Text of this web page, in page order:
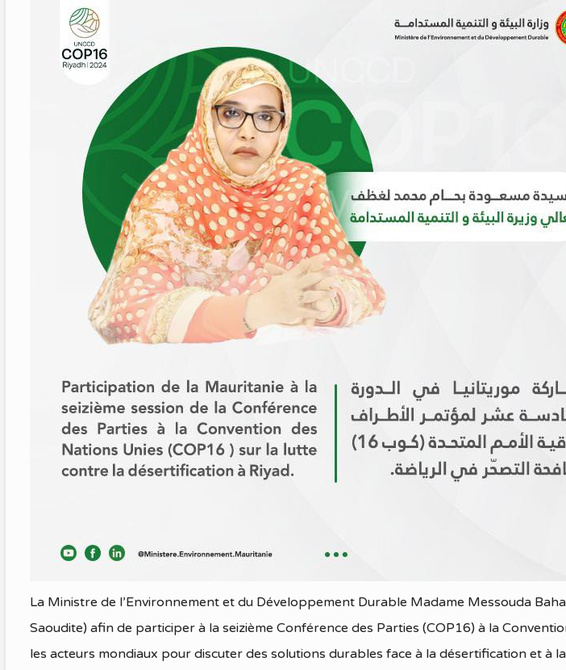
Etablissements sous tutelleTransition et Innovation
Écologiques
La Ministre de l’Environnement et du Développement Durable Madame Messouda
Saoudite) afin de participer à la seizième Conférence des Parties (COP16) à la
les acteurs mondiaux pour discuter des solutions durables face à la désertification et